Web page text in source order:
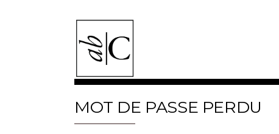
MOT DE PASSE PERDU